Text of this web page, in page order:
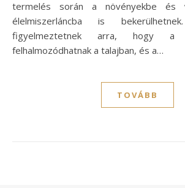
termelés során a növényekbe és
élelmiszerláncba is
figyelmeztetnek arra, hogy a
felhalmozódhatnak a talajban, és a…
TOVÁBB